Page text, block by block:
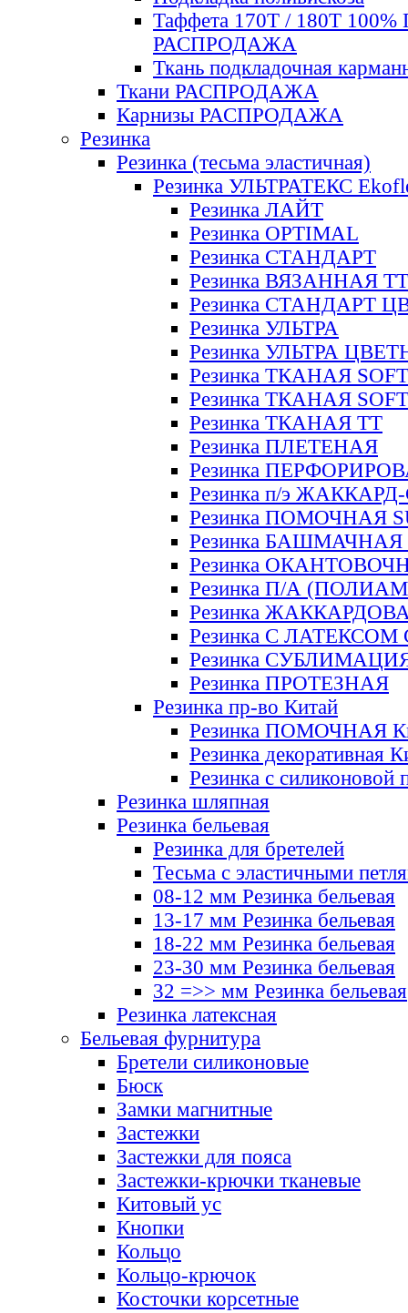
Таффета 170Т / 180Т 100%
РАСПРОДАЖА
Ткань подкладочная
Ткани РАСПРОДАЖА
Карнизы РАСПРОДАЖА
Резинка
Резинка (тесьма эластичная)
Резинка УЛЬТРАТЕКС
Резинка ЛАЙТ
Резинка OPTIMAL
Резинка СТАНДАРТ
Резинка ВЯЗАННАЯ ТТ
Резинка СТАНДАРТ
Резинка УЛЬТРА
Резинка УЛЬТРА
Резинка ТКАНАЯ SOFT
Резинка ТКАНАЯ
Резинка ТКАНАЯ ТТ
Резинка ПЛЕТЕНАЯ
Резинка
Резинка п/э
Резинка ПОМОЧНАЯ
Резинка БАШМАЧНАЯ
Резинка
Резинка П/А
Резинка
Резинка С ЛАТЕКСОМ
Резинка
Резинка ПРОТЕЗНАЯ
Резинка пр-во Китай
Резинка ПОМОЧНАЯ
Резинка декоративная
Резинка с силиконовой
Резинка шляпная
Резинка бельевая
Резинка для бретелей
Тесьма с эластичными
08-12 мм Резинка бельевая
13-17 мм Резинка бельевая
18-22 мм Резинка бельевая
23-30 мм Резинка бельевая
32 =>> мм Резинка бельевая
Резинка латексная
Бельевая фурнитура
Бретели силиконовые
Бюск
Замки магнитные
Застежки
Застежки для пояса
Застежки-крючки тканевые
Китовый ус
Кнопки
Кольцо
Кольцо-крючок
Косточки корсетные